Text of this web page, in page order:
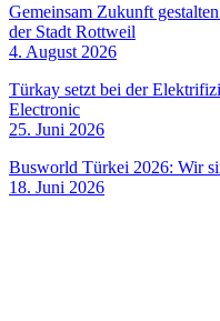
Gemeinsam Zukunft
der Stadt Rottweil
4. August 2026
Türkay setzt bei der
Electronic
25. Juni 2026
Busworld Türkei 2026: Wir
18. Juni 2026